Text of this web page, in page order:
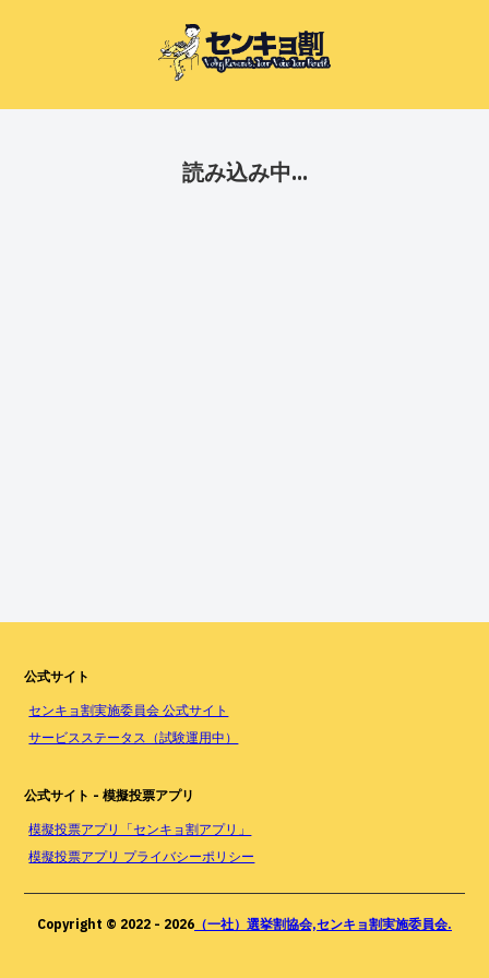
読み込み中...
公式サイト
センキョ割実施委員会 公式サイト
サービスステータス（試験運用中）
公式サイト - 模擬投票アプリ
模擬投票アプリ「センキョ割アプリ」
模擬投票アプリ プライバシーポリシー
Copyright © 2022 - 2026 （一社）選挙割協会,センキョ割実施委員会.